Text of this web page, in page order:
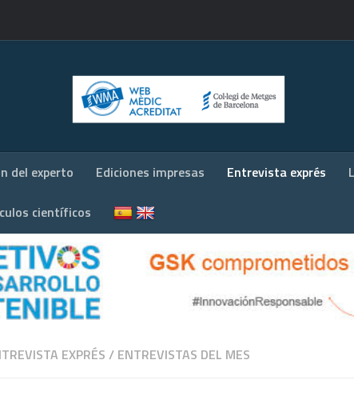
del experto Ediciones impresas Entrevista exprés
científicos
EXPRÉS / ENTREVISTAS DEL MES